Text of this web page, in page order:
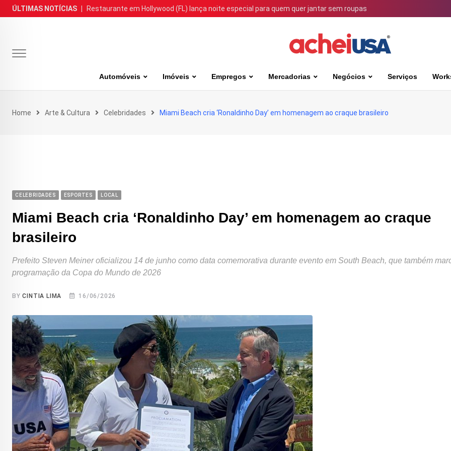
Skip
to
ÚLTIMAS NOTÍCIAS Restaurante em Hollywood (FL) lança noite especial para quem quer jantar sem roupas
Automóveis Imóveis Empregos Mercadorias Negócios Serviços
Home Arte & Cultura Celebridades Miami Beach cria ‘Ronaldinho Day’ em homenagem ao craque brasileiro
CELEBRIDADES ESPORTES LOCAL
Miami Beach cria ‘Ronaldinho Day’ em homenagem ao craque
brasileiro
Prefeito Steven Meiner oficializou 14 de junho como data comemorativa durante evento em South Beach, que também
programação da Copa do Mundo de 2026
BYCINTIA LIMA 16/06/2026